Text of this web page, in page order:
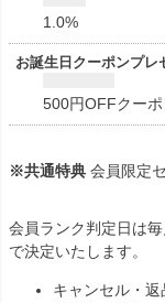
1.0%
500円OFFクーポ
※共通特典 会員限定
会員ランク判定日は
で決定いたします。
キャンセル・返